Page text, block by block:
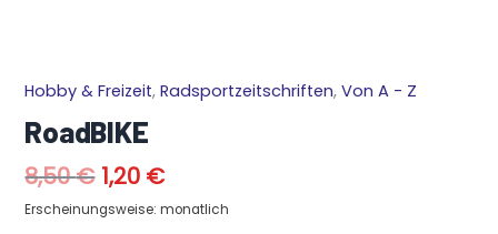
Hobby & Freizeit,Radsportzeitschriften,Von A - Z
RoadBIKE
8,50€
Ursprünglicher
Preis
war:
8,50 €
1,20 €
Aktueller
1,20 €.
Erscheinungsweise: monatlich
RoadBIKE
Menge